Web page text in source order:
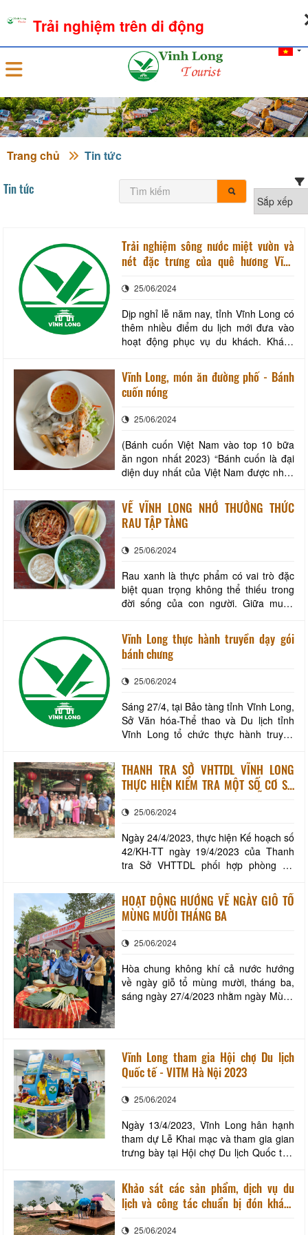
Đăng nhập
Trang chủ Tin tức
Tin tức
Trải nghiệm sông nước miệt vườn và
nét đặc trưng của quê hương Vĩnh
25/06/2024
Dịp nghỉ lễ năm nay, tỉnh Vĩnh Long có
thêm nhiều điểm du lịch mới đưa vào
hoạt động phục vụ du khách. Khách
Long Hồ, tỉnh Vĩnh Long. (Ảnh: Lê
Thúy Hằng/TTXVN) TTXVN - Kỳ nghỉ lễ
Giỗ Tổ Hùng Vương và 30/4 - 1/5 đang
trên địa
Vĩnh Long, món ăn đường phố - Bánh
cuốn nóng
25/06/2024
(Bánh cuốn Việt Nam vào top 10 bữa
ăn ngon nhất 2023) “Bánh cuốn là đại
diện duy nhất của Việt Nam được nhắc
giới, thực khách nhất định phải thử.
Chuyên trang du lịch Traveller của
tờ báo được phát hành liên tục có tuổi
Her
VỀ VĨNH LONG NHỚ THƯỞNG THỨC
RAU TẬP TÀNG
25/06/2024
Rau xanh là thực phẩm có vai trò đặc
biệt quan trọng không thể thiếu trong
đời sống của con người. Giữa muôn
như hiện nay, thì rau tập tàng – thứ
quà quý giá mà thiên nhiên ban tặng
đã trở nên quen thuộc, gắn liền vị ngọt
chung c
Vĩnh Long thực hành truyền dạy gói
bánh chưng
25/06/2024
Sáng 27/4, tại Bảo tàng tỉnh Vĩnh Long,
Sở Văn hóa-Thể thao và Du lịch tỉnh
Vĩnh Long tổ chức thực hành truyền
tham gia thực hành gói bánh chưng.
Hoạt động này nhằm tưởng nhớ đến
nguồn cội tổ tiên, trao truyền kỹ thuật,
các cá
THANH TRA SỞ VHTTDL VĨNH LONG
THỰC HIỆN KIỂM TRA MỘT SỐ CƠ SỞ
01/5/2023
25/06/2024
Ngày 24/4/2023, thực hiện Kế hoạch số
42/KH-TT ngày 19/4/2023 của Thanh
tra Sở VHTTDL phối hợp phòng An
Quản lý Du lịch, Phòng Văn hóa và
Thông tin huyện Long Hồ đã kiểm tra
việc chấp hành quy định pháp luật của
30/4- 01/5
HOẠT ĐỘNG HƯỚNG VỀ NGÀY GIỖ TỔ
MÙNG MƯỜI THÁNG BA
25/06/2024
Hòa chung không khí cả nước hướng
về ngày giỗ tổ mùng mười, tháng ba,
sáng ngày 27/4/2023 nhằm ngày Mùng
dạy gói bánh chưng, đây là một trong
những hoạt động ý nghĩa, thiết thực
trong c
Vĩnh Long tham gia Hội chợ Du lịch
Quốc tế - VITM Hà Nội 2023
25/06/2024
Ngày 13/4/2023, Vĩnh Long hân hạnh
tham dự Lễ Khai mạc và tham gia gian
trưng bày tại Hội chợ Du lịch Quốc tế -
13/4/2023 đến ngày 16/4/2023 tại
Trung tâm triễn lãm quốc tế ICE. Với sự
tham gia của hơn 600 doanh nghiệp du
Khảo sát các sản phẩm, dịch vụ du
lịch và công tác chuẩn bị đón khách
25/06/2024
Trải nghiệm trên di động